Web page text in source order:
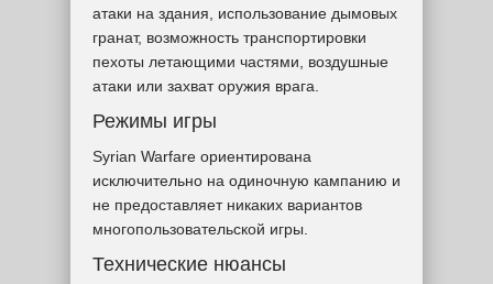
атаки на здания, использование дымовых
гранат, возможность транспортировки
пехоты летающими частями, воздушные
атаки или захват оружия врага.
Режимы игры
Syrian Warfare ориентирована
исключительно на одиночную кампанию и
не предоставляет никаких вариантов
многопользовательской игры.
Технические нюансы